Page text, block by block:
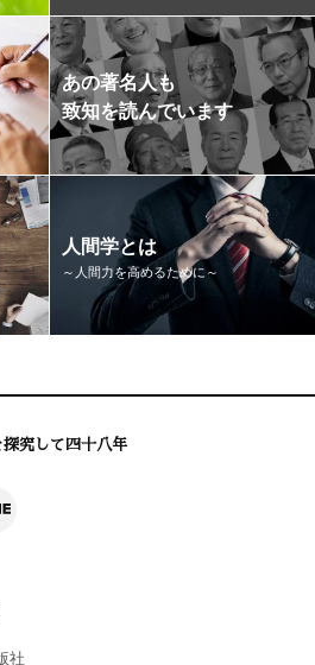
あの著名人も
致知を読んでいます
人間学とは
～人間力を高めるために～
探究して四十八年
社